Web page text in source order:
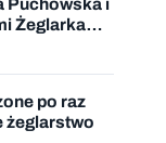
Puchowska i
Żeglarkami
po raz
żeglarstwo